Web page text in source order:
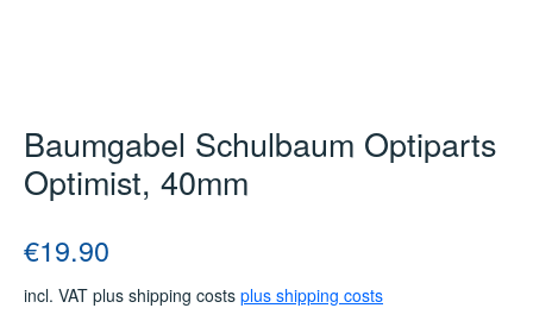
Baumgabel Schulbaum Optiparts
Optimist, 40mm
Regular price:
€19.90
incl. VAT plus shipping costs plus shipping costs